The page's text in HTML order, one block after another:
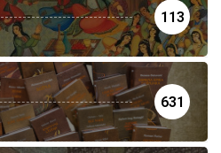
113
631